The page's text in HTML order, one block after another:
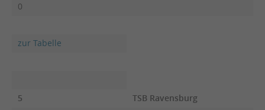
0
zur Tabelle
5
TSB Ravensburg